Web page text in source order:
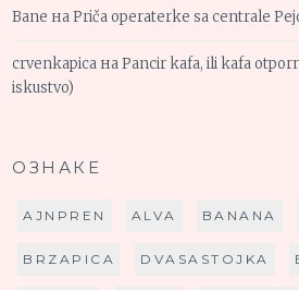
Bane наPriča operaterke sa centrale
crvenkapica наPancir kafa, ili kafa
iskustvo)
ОЗНАКЕ
AJNPREN ALVA BANANA
BRZAPICA DVASASTOJKA